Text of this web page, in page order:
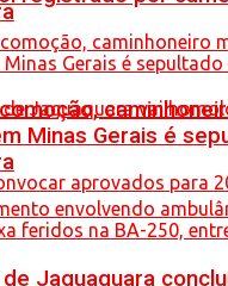
Jaguaquara
Minas Gerais é